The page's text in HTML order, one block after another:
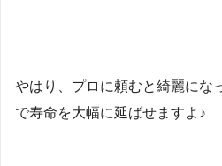
やはり、プロに頼むと綺麗にな
で寿命を大幅に延ばせますよ♪